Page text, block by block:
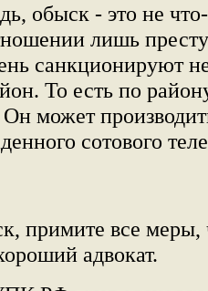
обыск - это не
лишь
санкционируют
То есть по
Он может
сотового
примите все
адвокат.